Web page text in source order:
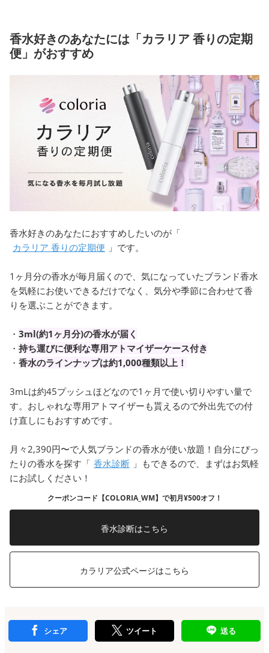
香水好きのあなたには「カラリア 香りの定期
便」がおすすめ
香水好きのあなたにおすすめしたいのが「
カラリア 香りの定期便 」です。
1ヶ月分の香水が毎月届くので、気になっていたブランド香水
を気軽にお使いできるだけでなく、気分や季節に合わせて香
りを選ぶことができます。
・ 3ml(約1ヶ月分)の香水が届く
・ 持ち運びに便利な専用アトマイザーケース付き
・ 香水のラインナップは約1,000種類以上！
3mLは約45プッシュほどなので1ヶ月で使い切りやすい量で
す。おしゃれな専用アトマイザーも貰えるので外出先での付
け直しにもおすすめです。
月々2,390円〜で人気ブランドの香水が使い放題！自分にぴっ
たりの香水を探す「 香水診断 」もできるので、まずはお気軽
にお試しください！
クーポンコード【COLORIA_WM】で初月¥500オフ！
香水診断はこちら
カラリア公式ページはこちら
シェア ツイート 送る